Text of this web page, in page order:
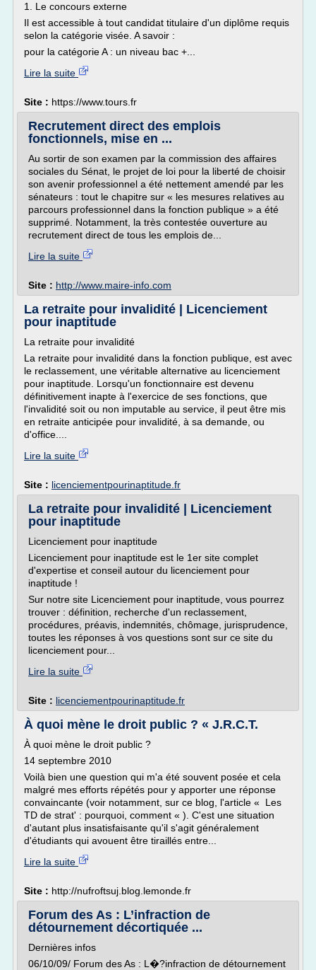
1. Le concours externe
Il est accessible à tout candidat titulaire d'un diplôme requis
selon la catégorie visée. A savoir :
pour la catégorie A : un niveau bac +...
Lire la suite
Site : https://www.tours.fr
Recrutement direct des emplois
fonctionnels, mise en ...
Au sortir de son examen par la commission des affaires
sociales du Sénat, le projet de loi pour la liberté de choisir
son avenir professionnel a été nettement amendé par les
sénateurs : tout le chapitre sur « les mesures relatives au
parcours professionnel dans la fonction publique » a été
supprimé. Notamment, la très contestée ouverture au
recrutement direct de tous les emplois de...
Lire la suite
Site : http://www.maire-info.com
La retraite pour invalidité | Licenciement
pour inaptitude
La retraite pour invalidité
La retraite pour invalidité dans la fonction publique, est avec
le reclassement, une véritable alternative au licenciement
pour inaptitude. Lorsqu'un fonctionnaire est devenu
définitivement inapte à l'exercice de ses fonctions, que
l'invalidité soit ou non imputable au service, il peut être mis
en retraite anticipée pour invalidité, à sa demande, ou
d'office....
Lire la suite
Site : licenciementpourinaptitude.fr
La retraite pour invalidité | Licenciement
pour inaptitude
Licenciement pour inaptitude
Licenciement pour inaptitude est le 1er site complet
d'expertise et conseil autour du licenciement pour
inaptitude !
Sur notre site Licenciement pour inaptitude, vous pourrez
trouver : définition, recherche d'un reclassement,
procédures, préavis, indemnités, chômage, jurisprudence,
toutes les réponses à vos questions sont sur ce site du
licenciement pour...
Lire la suite
Site : licenciementpourinaptitude.fr
À quoi mène le droit public ? « J.R.C.T.
À quoi mène le droit public ?
14 septembre 2010
Voilà bien une question qui m'a été souvent posée et cela
malgré mes efforts répétés pour y apporter une réponse
convaincante (voir notamment, sur ce blog, l'article « Les
TD de strat' : pourquoi, comment « ). C'est une situation
d'autant plus insatisfaisante qu'il s'agit généralement
d'étudiants qui avouent être tiraillés entre...
Lire la suite
Site : http://nufroftsuj.blog.lemonde.fr
Forum des As : L’infraction de
détournement décortiquée ...
Dernières infos
06/10/09/ Forum des As : L�?infraction de détournement